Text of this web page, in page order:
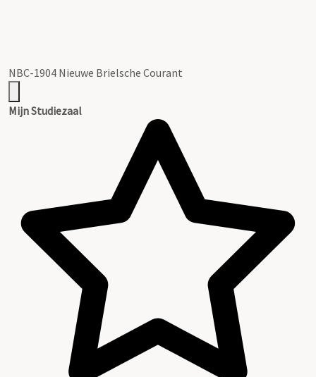
NBC-1904 Nieuwe Brielsche Courant
Mijn Studiezaal